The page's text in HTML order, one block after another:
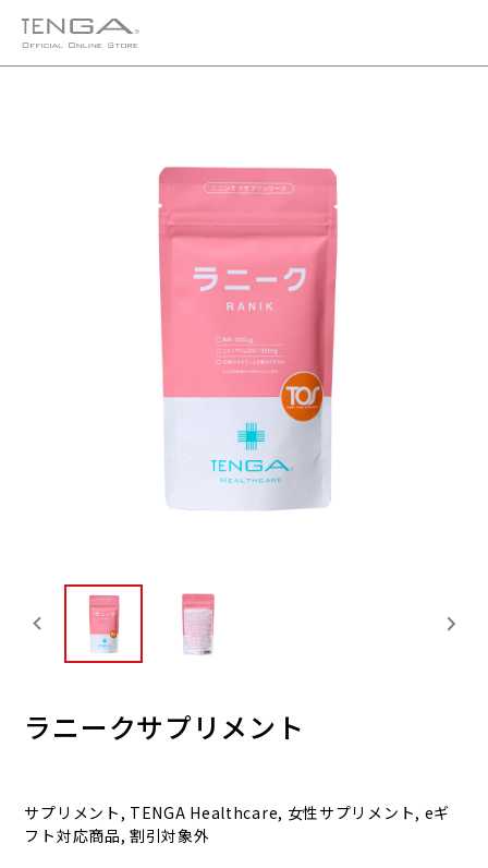
ラニークサプリメント
サプリメント, TENGA Healthcare, 女性サプリメント, eギ
フト対応商品, 割引対象外